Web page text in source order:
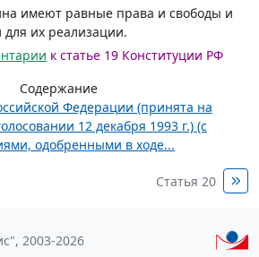
имеют равные права и свободы и
их реализации.
к статье 19 Конституции РФ
Содержание
Федерации (принята на
12 декабря 1993 г.) (с
одобренными в ходе...
Статья 20
2003-2026